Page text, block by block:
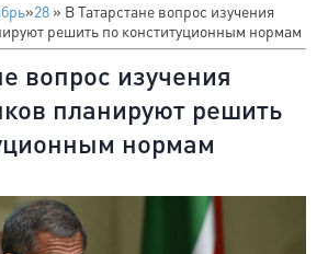
»28 » В Татарстане вопрос изучения
решить по конституционным нормам
вопрос изучения
планируют решить
нормам